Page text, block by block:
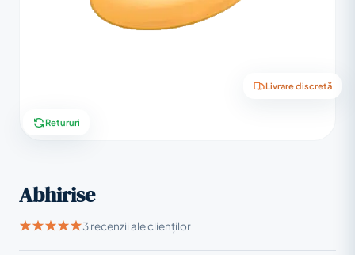
Livrare discretă
Retururi
Abhirise
3 recenzii ale clienților